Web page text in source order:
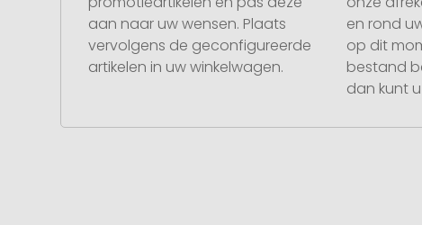
aan naar uw wensen. Plaats
vervolgens de geconfigureerde
artikelen in uw winkelwagen.
en rond
op dit
bestand
dan kunt